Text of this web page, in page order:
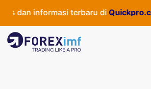
informasi terbaru diQuickpro.co.id